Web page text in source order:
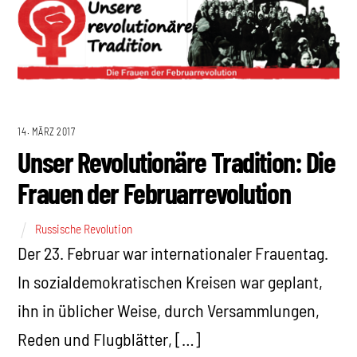
14. MÄRZ 2017
Unser Revolutionäre Tradition: Die
Frauen der Februarrevolution
Russische Revolution
Der 23. Februar war internationaler Frauentag.
In sozialdemokratischen Kreisen war geplant,
ihn in üblicher Weise, durch Versammlungen,
Reden und Flugblätter, […]